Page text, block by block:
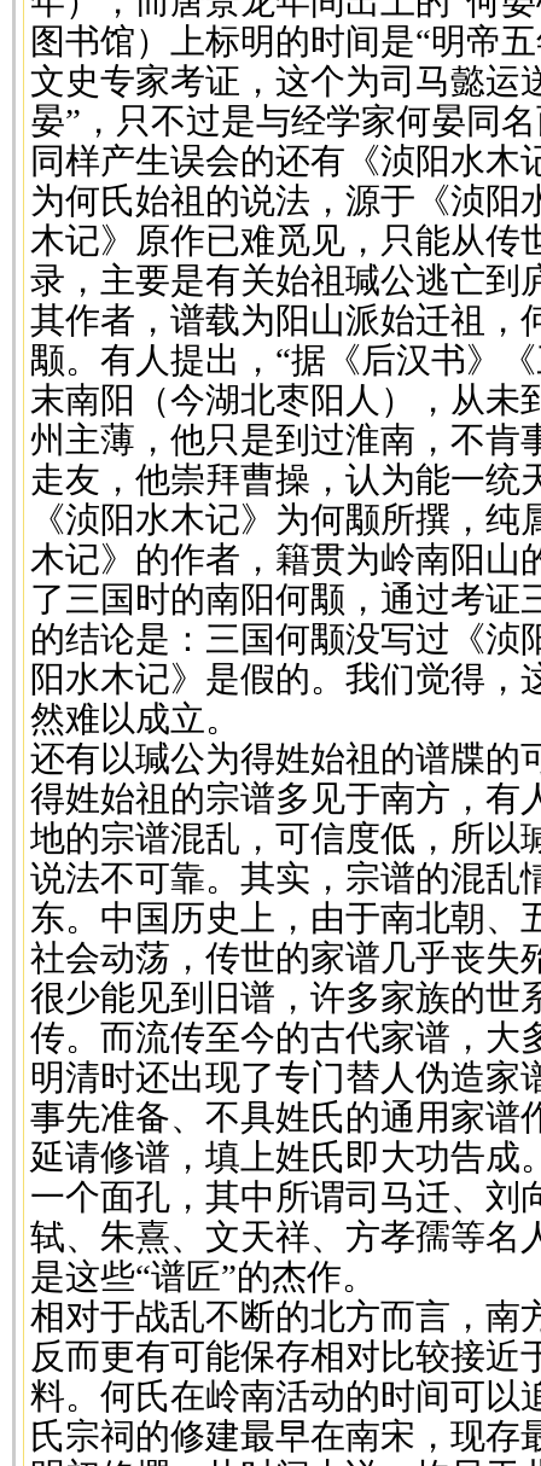
图书馆）上标明的时间是“明帝
文史专家考证，这个为司马懿运
晏”，只不过是与经学家何晏同
同样产生误会的还有《浈阳水木
为何氏始祖的说法，源于《浈阳
木记》原作已难觅见，只能从传
录，主要是有关始祖瑊公逃亡到
其作者，谱载为阳山派始迁祖，
颙。有人提出，“据《后汉书》
末南阳（今湖北枣阳人），从未
州主薄，他只是到过淮南，不肯
走友，他崇拜曹操，认为能一
《浈阳水木记》为何颙所撰，
木记》的作者，籍贯为岭南阳山
了三国时的南阳何颙，通过考证
的结论是：三国何颙没写过《浈
阳水木记》是假的。我们觉得，
然难以成立。
还有以瑊公为得姓始祖的谱牒的
得姓始祖的宗谱多见于南方，有
地的宗谱混乱，可信度低，所以
说法不可靠。其实，宗谱的混乱
东。中国历史上，由于南北朝、
社会动荡，传世的家谱几乎丧失
很少能见到旧谱，许多家族的世
传。而流传至今的古代家谱，大
明清时还出现了专门替人伪造家
事先准备、不具姓氏的通用家谱
延请修谱，填上姓氏即大功告成
一个面孔，其中所谓司马迁、刘
轼、朱熹、文天祥、方孝孺等名
是这些“谱匠”的杰作。
相对于战乱不断的北方而言，南
反而更有可能保存相对比较接近
料。何氏在岭南活动的时间可以
氏宗祠的修建最早在南宋，现存